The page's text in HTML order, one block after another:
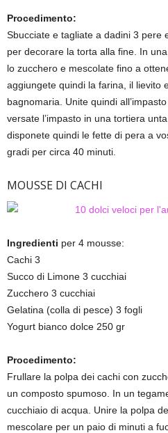
Procedimento:
Sbucciate e tagliate a dadini 3 pere
per decorare la torta alla fine. In
lo zucchero e mescolate fino a
aggiungete quindi la farina, il lievito
bagnomaria. Unite quindi
versate l’impasto in una tortiera
disponete quindi le fette di pera a
gradi per circa 40 minuti.
MOUSSE DI CACHI
Ingredienti per 4 mousse:
Cachi 3
Succo di Limone 3 cucchiai
Zucchero 3 cucchiai
Gelatina (colla di pesce) 3 fogli
Yogurt bianco dolce 250 gr
Procedimento:
Frullare la polpa dei cachi con
un composto spumoso. In un
cucchiaio di acqua. Unire la polpa
mescolare per un paio di minuti a